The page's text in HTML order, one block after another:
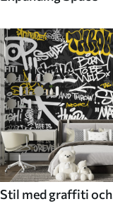
Stil med graffiti och